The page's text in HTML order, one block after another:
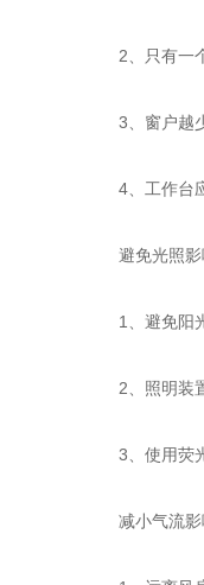
2、只有一个
3、窗户越少
4、工作台应
避免光照影
1、避免阳光
2、照明装置
3、使用荧光
减小气流影